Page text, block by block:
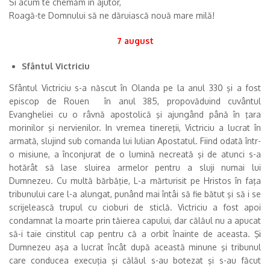
Roagă-te Domnului să ne dăruiască nouă mare milă!
7 august
Sfântul Victriciu
Sfântul Victriciu s-a născut în Olanda pe la anul 330 şi a fost
episcop de Rouen în anul 385, propovăduind cuvântul
Evangheliei cu o râvnă apostolică şi ajungând până în ţara
morinilor şi nervienilor. In vremea tinereţii, Victriciu a lucrat în
armată, slujind sub comanda lui Iulian Apostatul. Fiind odată într-
o misiune, a înconjurat de o lumină necreată şi de atunci s-a
hotărât să lase sluirea armelor pentru a sluji numai lui
Dumnezeu. Cu multă bărbăţie, L-a mărturisit pe Hristos în faţa
tribunului care l-a alungat, punând mai întâi să fie bătut şi să i se
scrijelească trupul cu cioburi de sticlă. Victriciu a fost apoi
condamnat la moarte prin tăierea capului, dar călăul nu a apucat
să-i taie cinstitul cap pentru că a orbit înainte de aceasta. Şi
Dumnezeu aşa a lucrat încât după această minune şi tribunul
care conducea execuţia şi călăul s-au botezat şi s-au făcut